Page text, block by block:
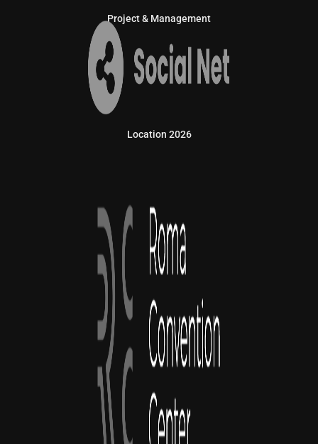
Project & Management
Location 2026